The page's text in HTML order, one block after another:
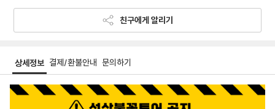
친구에게 알리기
상세정보 결제/환불안내 문의하기